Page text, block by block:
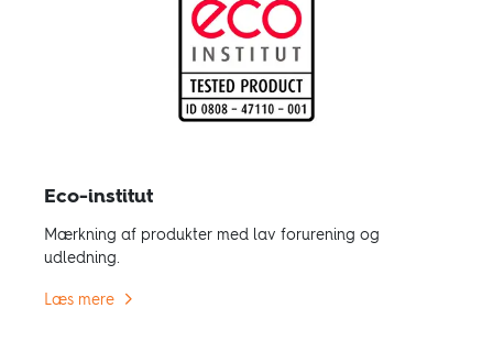
Eco-institut
Mærkning af produkter med lav forurening og
udledning.
Læs mere